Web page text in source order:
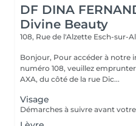
DF DINA
Divine Beauty
108, Rue de l'Alzette Esch-sur-
Bonjour, Pour accéder à notre institut, une fois arrivé au
numéro 108, veuillez
AXA, du côté de la rue Dic...
Visage